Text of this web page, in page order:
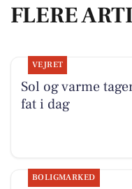
FLERE
VEJRET
Sol og varme
fat i dag
BOLIGMARKED